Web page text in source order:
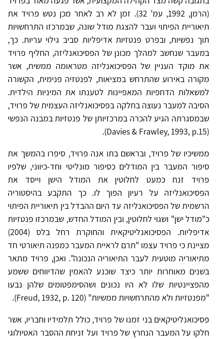
(הרמן, 1992, עמ' 32). זמן לא רב לאחר מכן נטש פרויד את
תיאוריית הפיתוי ועבר להצגת מודל שונה, שבמרכזו התרחשויות
תוך נפשיות, ובפרט פנטזיות אדיפליות סביב גילוי עריות. כך,
במעבר שנחשב למהלך מכונן של הפסיכואנליזה, החליף פרויד
את מוקד העניין של הפסיכואנליזה מטראומה ממשית, אשר
מקורה באירוע שהתרחש במציאות, לפנטזיה פנימית, הקשורה
למשאלות הדחפיות המאפיינות לטענתו את המיניות הילדית.
הסיבה למעבר נעוצה בחלקה בפסיכואנליזה העצמית של פרויד,
שבמסגרתה הגיע להכרה במרכזיותן של פנטזיות במבנה הנפשי
(Davies & Frawley, 1993, p.15).
ממשיכיו של פרויד, ובראשם בתו אנה פרויד, סיפרו בהמשך את
סיפור המעבר בין המודלים כסיפור מונליטי וחד-כיווני, שלפיו
פרויד זנח כמעט לחלוטין את המודל הישן וייסד את
הפסיכואנליזה על רעיון הפוך לו. כך התקבע בהיסטוריה
הרשמית של הפסיכואנליזה עד היום ההבדל בין תיאוריית הפיתוי
כ"מודל ישן" ושגוי לחלוטין, ובין המודל החדש, שבמרכזו פנטזיות
אדיפליות. הפסיכואנליטיקאית והחוקרת רחל בלס (2004)
מציינת כי פרויד עצמו "תרם לראיית המעבר כמפנה תיאורטי חד
מתיאוריה מוטעית לעבר התיאוריה הנכונה". ואכן, פרויד מתאר
בשנים מאוחרות יותר כיצד שוכנע להאמין שהדיווחים ששמע
מהפציינטיות שלו לא היו נכונים ושהסימפטומים שלהן נבעו
"מפנטזיות ולא מהתרחשויות ממשיות" (Freud, 1932, p. 120).
פסיכואנליטיקאים בני זמנו של פרויד, כולל תלמידיו וחבריו, אשר
חלקו על המעבר הנחרץ של פרויד ועל זניחת ההסבר האטיולוגי